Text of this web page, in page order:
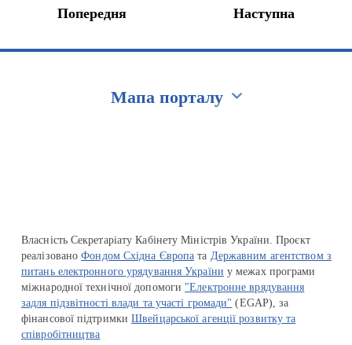
Попередня Наступна
Мапа порталу
Власність Секретаріату Кабінету Міністрів України. Проєкт
реалізованоФондом Східна Європа та Державним агентством з
питань електронного урядування України у межах програми
міжнародної технічної допомоги "Електронне врядування
задля підзвітності влади та участі громади" (EGAP), за
фінансової підтримкиШвейцарської агенції розвитку та
співробітництва